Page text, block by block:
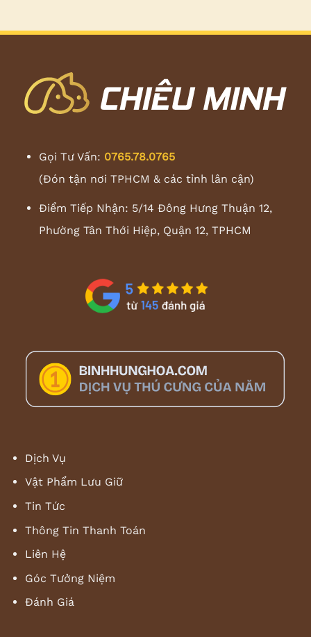
Gọi Tư Vấn: 0765.78.0765
(Đón tận nơi TPHCM & các tỉnh lân cận)
Điểm Tiếp Nhận: 5/14 Đông Hưng Thuận 12,
Phường Tân Thới Hiệp, Quận 12, TPHCM
Dịch Vụ
Vật Phẩm Lưu Giữ
Tin Tức
Thông Tin Thanh Toán
Liên Hệ
Góc Tưởng Niệm
Đánh Giá